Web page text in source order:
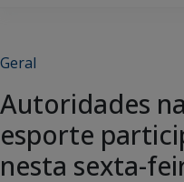
Geral
Autoridades
esporte
nesta sexta-